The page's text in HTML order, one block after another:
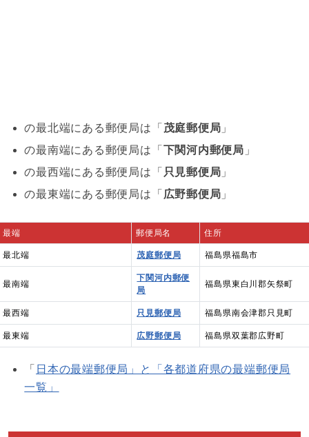
の最北端にある郵便局は「 茂庭郵便局 」
の最南端にある郵便局は「 下関河内郵便局 」
の最西端にある郵便局は「 只見郵便局 」
の最東端にある郵便局は「 広野郵便局 」
最端 郵便局名 住所
最北端 茂庭郵便局 福島県福島市
最南端
下関河内郵便
局
福島県東白川郡矢祭町
最西端 只見郵便局 福島県南会津郡只見町
最東端 広野郵便局 福島県双葉郡広野町
「 日本の最端郵便局」と「各都道府県の最端郵便局
一覧」